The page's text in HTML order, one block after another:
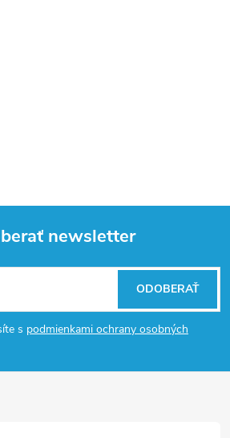
newsletter
s podmienkami ochrany osobných
ODOBERAŤ